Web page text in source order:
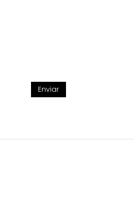
Enviar